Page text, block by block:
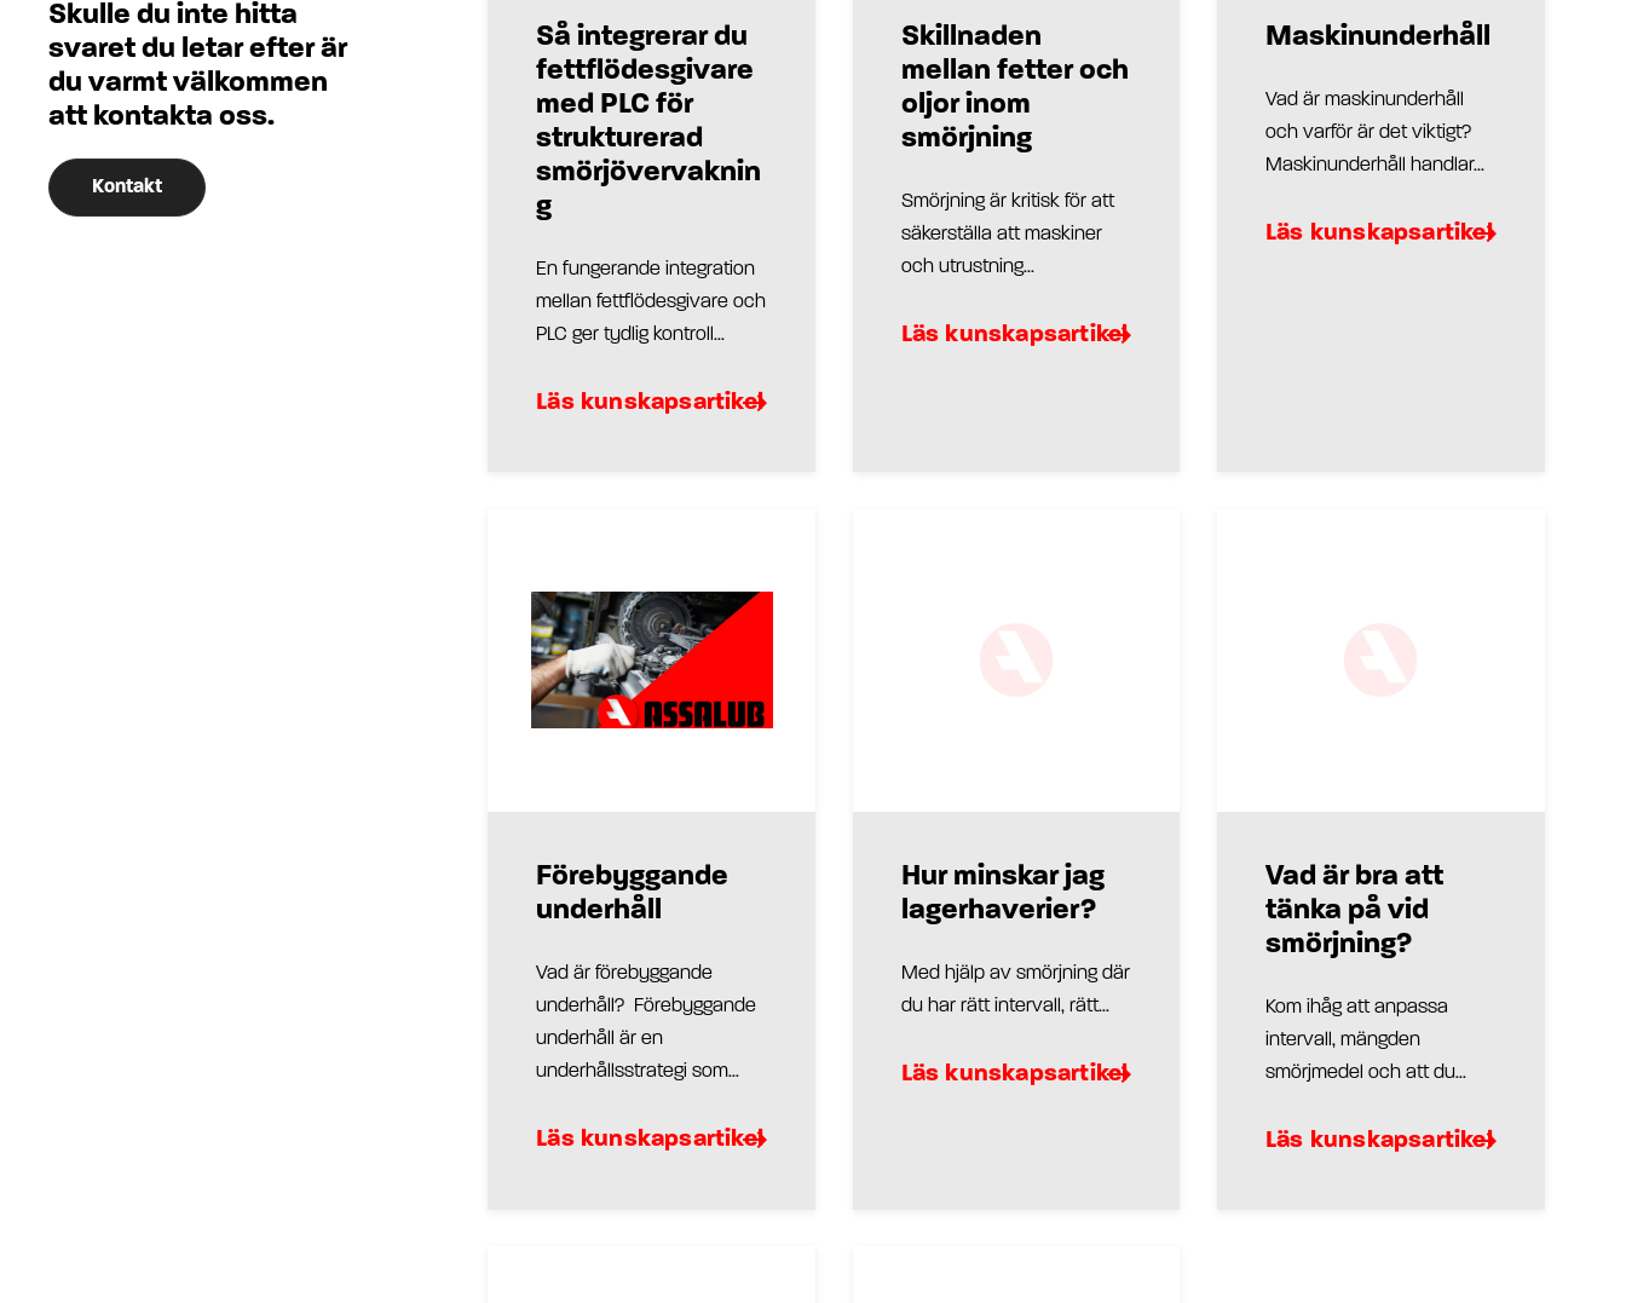
Skulle du inte hitta
svaret du letar efter är
du varmt välkommen
att kontakta oss.
Kontakt
Så integrerar du
fettflödesgivare
med PLC för
strukturerad
smörjövervaknin
g
En fungerande integration
mellan fettflödesgivare och
PLC ger tydlig kontroll...
Läs kunskapsartikel
Skillnaden
mellan fetter och
oljor inom
smörjning
Smörjning är kritisk för att
säkerställa att maskiner
och utrustning...
Läs kunskapsartikel
Maskinunderhåll
Vad är maskinunderhåll
och varför är det viktigt?
Maskinunderhåll handlar...
Läs kunskapsartikel
Förebyggande
underhåll
Vad är förebyggande
underhåll? Förebyggande
underhåll är en
underhållsstrategi som...
Läs kunskapsartikel
Hur minskar jag
lagerhaverier?
Med hjälp av smörjning där
du har rätt intervall, rätt...
Läs kunskapsartikel
Vad är bra att
tänka på vid
smörjning?
Kom ihåg att anpassa
intervall, mängden
smörjmedel och att du...
Läs kunskapsartikel